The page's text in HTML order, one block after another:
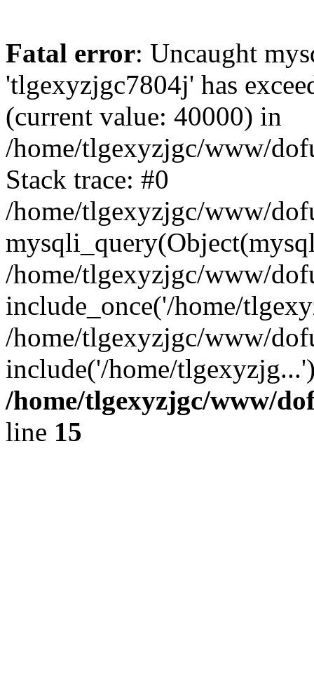
Fatal error: Uncaught
'tlgexyzjgc7804j' has
(current value: 40000) in
/home/tlgexyzjgc/www/
Stack trace: #0
/home/tlgexyzjgc/www/
/home/tlgexyzjgc/www/
include_once('/home/
/home/tlgexyzjgc/www/
include('/home/
/home/tlgexyzjgc/www/
line 15